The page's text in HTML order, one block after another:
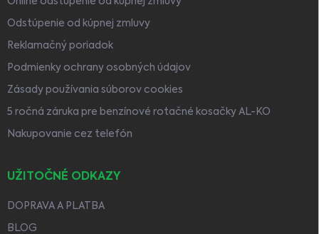
Odstúpenie od kúpnej zmluvy
Reklamačný poriadok
Podmienky ochrany osobných údajov
Zásady používania súborov cookies
5 ročná záruka pre benzínové rotačné kosačky AL-KO
Nakupovanie cez telefón
UŽITOČNÉ ODKAZY
DOPRAVA A PLATBA
BLOG